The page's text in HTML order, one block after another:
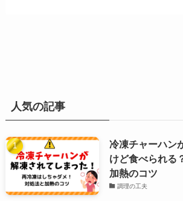
人気の記事
冷凍チャーハン
けど食べられる
加熱のコツ
調理の工夫